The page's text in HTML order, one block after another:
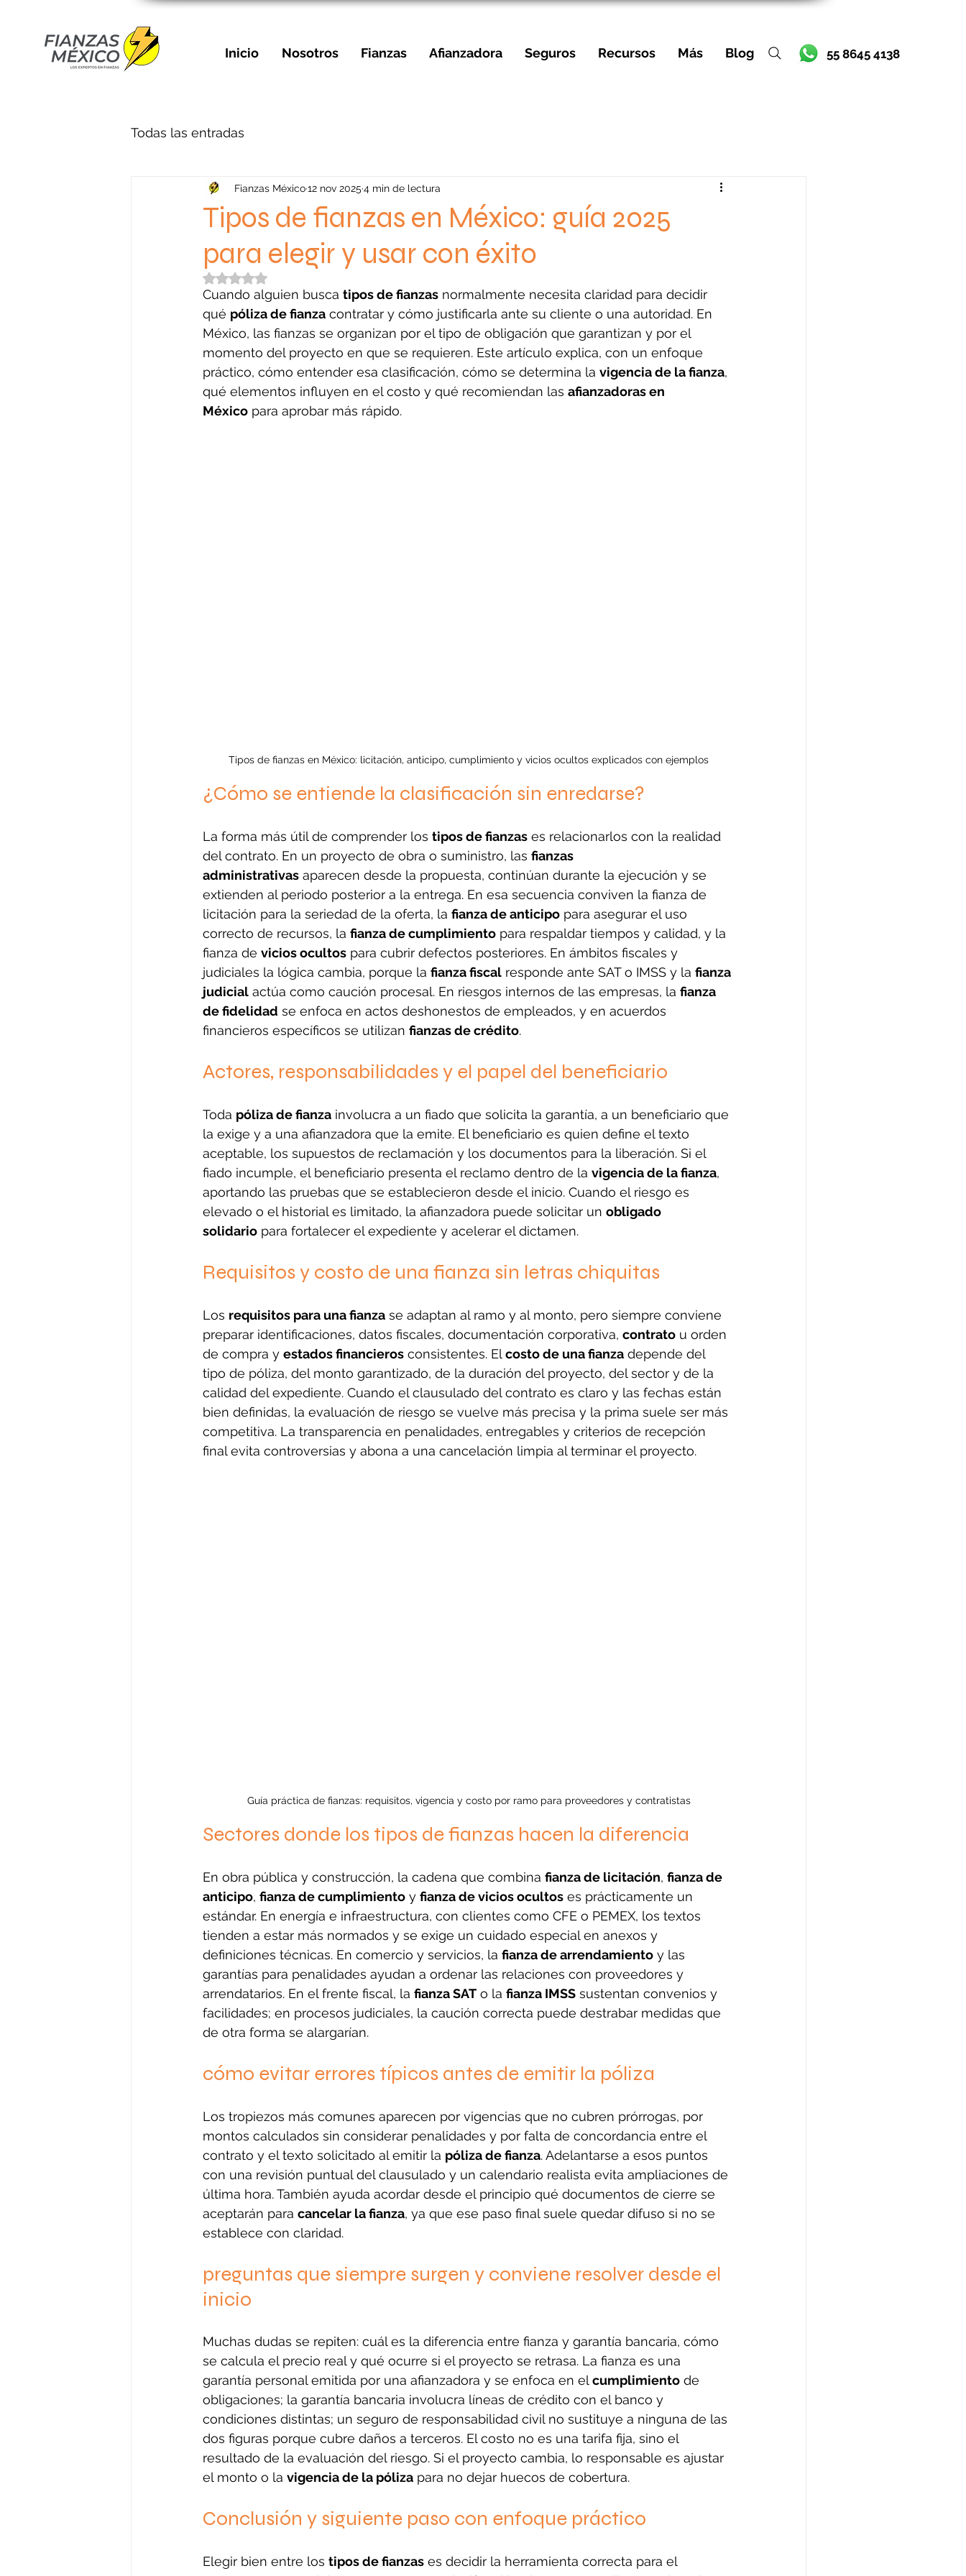
Inicio Nosotros Fianzas Afianzadora Seguros Recursos Más Blog 55 8645 4138
Todas las entradas
Tipos de fianzas en México: guía 2025
para elegir y usar con éxito
Fianzas México12 nov 2025 4 min de lectura
Obtuvo NaN de 5 estrellas.
Cuando alguien busca tipos de fianzas normalmente necesita claridad para decidir
qué póliza de fianza contratar y cómo justificarla ante su cliente o una autoridad. En
México, las fianzas se organizan por el tipo de obligación que garantizan y por el
momento del proyecto en que se requieren. Este artículo explica, con un enfoque
práctico, cómo entender esa clasificación, cómo se determina la vigencia de la fianza,
qué elementos influyen en el costo y qué recomiendan las afianzadoras en
México para aprobar más rápido.
Tipos de fianzas en México: licitación, anticipo, cumplimiento y vicios ocultos explicados con ejemplos
¿Cómo se entiende la clasificación sin enredarse?
La forma más útil de comprender los tipos de fianzas es relacionarlos con la realidad
del contrato. En un proyecto de obra o suministro, las fianzas
administrativas aparecen desde la propuesta, continúan durante la ejecución y se
extienden al periodo posterior a la entrega. En esa secuencia conviven la fianza de
licitación para la seriedad de la oferta, la fianza de anticipo para asegurar el uso
correcto de recursos, la fianza de cumplimiento para respaldar tiempos y calidad, y la
fianza de vicios ocultos para cubrir defectos posteriores. En ámbitos fiscales y
judiciales la lógica cambia, porque la fianza fiscal responde ante SAT o IMSS y la fianza
judicial actúa como caución procesal. En riesgos internos de las empresas, la fianza
de fidelidad se enfoca en actos deshonestos de empleados, y en acuerdos
financieros específicos se utilizan fianzas de crédito.
Actores, responsabilidades y el papel del beneficiario
Toda póliza de fianza involucra a un fiado que solicita la garantía, a un beneficiario que
la exige y a una afianzadora que la emite. El beneficiario es quien define el texto
aceptable, los supuestos de reclamación y los documentos para la liberación. Si el
fiado incumple, el beneficiario presenta el reclamo dentro de la vigencia de la fianza,
aportando las pruebas que se establecieron desde el inicio. Cuando el riesgo es
elevado o el historial es limitado, la afianzadora puede solicitar un obligado
solidario para fortalecer el expediente y acelerar el dictamen.
Requisitos y costo de una fianza sin letras chiquitas
Los requisitos para una fianza se adaptan al ramo y al monto, pero siempre conviene
preparar identificaciones, datos fiscales, documentación corporativa, contrato u orden
de compra y estados financieros consistentes. El costo de una fianza depende del
tipo de póliza, del monto garantizado, de la duración del proyecto, del sector y de la
calidad del expediente. Cuando el clausulado del contrato es claro y las fechas están
bien definidas, la evaluación de riesgo se vuelve más precisa y la prima suele ser más
competitiva. La transparencia en penalidades, entregables y criterios de recepción
final evita controversias y abona a una cancelación limpia al terminar el proyecto.
Guía práctica de fianzas: requisitos, vigencia y costo por ramo para proveedores y contratistas
Sectores donde los tipos de fianzas hacen la diferencia
En obra pública y construcción, la cadena que combina fianza de licitación, fianza de
anticipo, fianza de cumplimiento y fianza de vicios ocultos es prácticamente un
estándar. En energía e infraestructura, con clientes como CFE o PEMEX, los textos
tienden a estar más normados y se exige un cuidado especial en anexos y
definiciones técnicas. En comercio y servicios, la fianza de arrendamiento y las
garantías para penalidades ayudan a ordenar las relaciones con proveedores y
arrendatarios. En el frente fiscal, la fianza SAT o la fianza IMSS sustentan convenios y
facilidades; en procesos judiciales, la caución correcta puede destrabar medidas que
de otra forma se alargarían.
cómo evitar errores típicos antes de emitir la póliza
Los tropiezos más comunes aparecen por vigencias que no cubren prórrogas, por
montos calculados sin considerar penalidades y por falta de concordancia entre el
contrato y el texto solicitado al emitir la póliza de fianza. Adelantarse a esos puntos
con una revisión puntual del clausulado y un calendario realista evita ampliaciones de
última hora. También ayuda acordar desde el principio qué documentos de cierre se
aceptarán para cancelar la fianza, ya que ese paso final suele quedar difuso si no se
establece con claridad.
preguntas que siempre surgen y conviene resolver desde el
inicio
Muchas dudas se repiten: cuál es la diferencia entre fianza y garantía bancaria, cómo
se calcula el precio real y qué ocurre si el proyecto se retrasa. La fianza es una
garantía personal emitida por una afianzadora y se enfoca en el cumplimiento de
obligaciones; la garantía bancaria involucra líneas de crédito con el banco y
condiciones distintas; un seguro de responsabilidad civil no sustituye a ninguna de las
dos figuras porque cubre daños a terceros. El costo no es una tarifa fija, sino el
resultado de la evaluación del riesgo. Si el proyecto cambia, lo responsable es ajustar
el monto o la vigencia de la póliza para no dejar huecos de cobertura.
Conclusión y siguiente paso con enfoque práctico
Elegir bien entre los tipos de fianzas es decidir la herramienta correcta para el